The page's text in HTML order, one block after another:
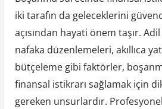
iki tarafın da geleceklerini
açısından hayati önem taşır. Adil
nafaka düzenlemeleri, akıllıca
bütçeleme gibi faktörler,
finansal istikrarı sağlamak için
gereken unsurlardır.